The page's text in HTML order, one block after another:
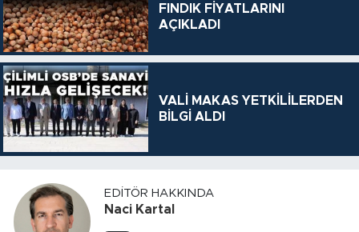
FINDIK FİYATLARINI
AÇIKLADI
VALİ MAKAS YETKİLİLERDEN
BİLGİ ALDI
EDITÖR HAKKINDA
Naci Kartal